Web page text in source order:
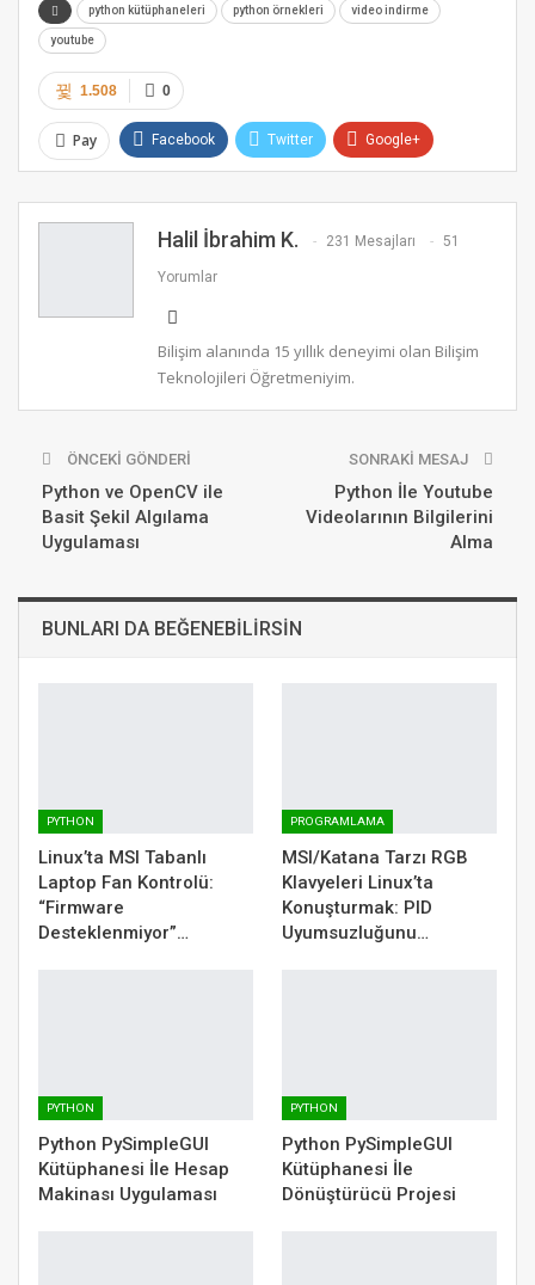
python kütüphaneleri python örnekleri video indirme
youtube
0
1.508
Pay Facebook Twitter Google+
Halil İbrahim K. 231 Mesajları 51
Yorumlar
Bilişim alanında 15 yıllık deneyimi olan Bilişim
Teknolojileri Öğretmeniyim.
ÖNCEKI GÖNDERI
Python ve OpenCV ile
Basit Şekil Algılama
Uygulaması
SONRAKI MESAJ
Python İle Youtube
Videolarının Bilgilerini
Alma
BUNLARI DA BEĞENEBILIRSIN
PYTHON
Linux’ta MSI Tabanlı
Laptop Fan Kontrolü:
“Firmware
Desteklenmiyor”…
PROGRAMLAMA
MSI/Katana Tarzı RGB
Klavyeleri Linux’ta
Konuşturmak: PID
Uyumsuzluğunu…
PYTHON
Python PySimpleGUI
Kütüphanesi İle Hesap
Makinası Uygulaması
PYTHON
Python PySimpleGUI
Kütüphanesi İle
Dönüştürücü Projesi